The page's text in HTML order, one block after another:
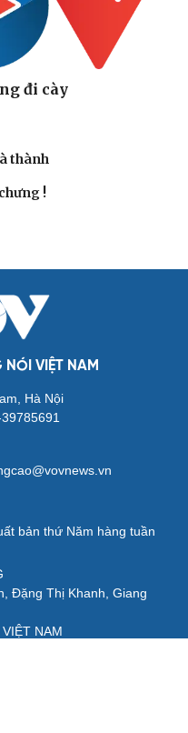
đi cày
thành
!
NÓI VIỆT NAM
Hà Nội
bản thứ Năm hàng tuần
Đặng Thị Khanh, Giang
NAM